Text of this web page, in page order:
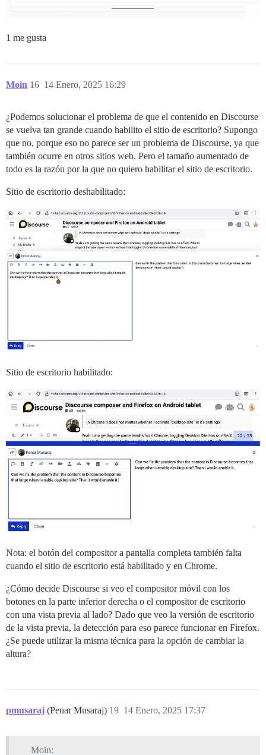
1 me gusta
Moin 14 Enero, 2025 16:29
16
¿Podemos solucionar el problema de que el contenido en Discourse
se vuelva tan grande cuando habilito el sitio de escritorio? Supongo
que no, porque eso no parece ser un problema de Discourse, ya que
también ocurre en otros sitios web. Pero el tamaño aumentado de
todo es la razón por la que no quiero habilitar el sitio de escritorio.
Sitio de escritorio deshabilitado:
Sitio de escritorio habilitado:
Nota: el botón del compositor a pantalla completa también falta
cuando el sitio de escritorio está habilitado y en Chrome.
¿Cómo decide Discourse si veo el compositor móvil con los
botones en la parte inferior derecha o el compositor de escritorio
con una vista previa al lado? Dado que veo la versión de escritorio
de la vista previa, la detección para eso parece funcionar en Firefox.
¿Se puede utilizar la misma técnica para la opción de cambiar la
altura?
pmusaraj (Penar Musaraj) 14 Enero, 2025 17:37
19
Moin: